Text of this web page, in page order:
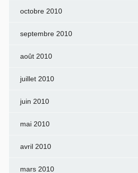
octobre 2010
septembre 2010
août 2010
juillet 2010
juin 2010
mai 2010
avril 2010
mars 2010